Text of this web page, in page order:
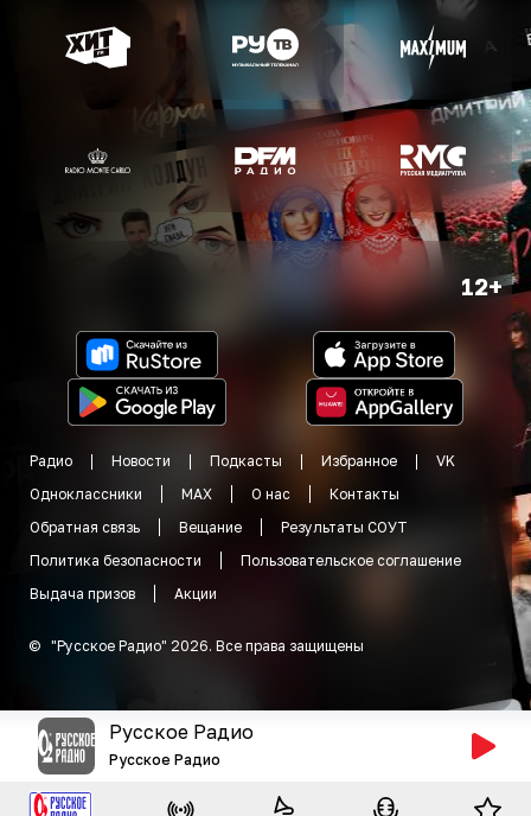
12+
Радио Новости Подкасты Избранное
VK
Одноклассники
MAX О нас
Контакты
Обратная связь
Вещание
Результаты СОУТ
Политика безопасности
Пользовательское соглашение
Выдача призов
Акции
© "Русское Радио" 2026. Все права защищены
Русское Радио
Русское Радио